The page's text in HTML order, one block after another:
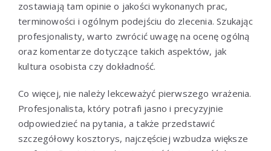
zostawiają tam opinie o jakości wykonanych prac,
terminowości i ogólnym podejściu do zlecenia. Szukając
profesjonalisty, warto zwrócić uwagę na ocenę ogólną
oraz komentarze dotyczące takich aspektów, jak
kultura osobista czy dokładność.
Co więcej, nie należy lekceważyć pierwszego wrażenia.
Profesjonalista, który potrafi jasno i precyzyjnie
odpowiedzieć na pytania, a także przedstawić
szczegółowy kosztorys, najczęściej wzbudza większe